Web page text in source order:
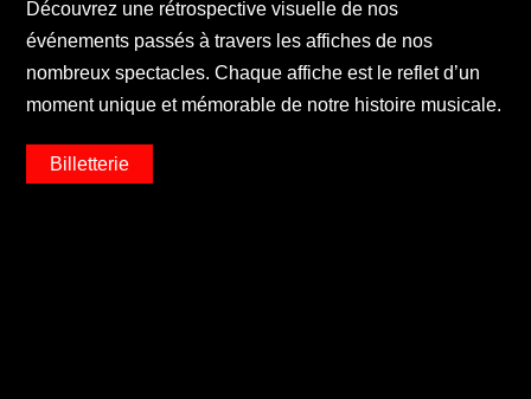
Découvrez une rétrospective visuelle de nos
événements passés à travers les affiches de nos
nombreux spectacles. Chaque affiche est le reflet d’un
moment unique et mémorable de notre histoire musicale.
Billetterie